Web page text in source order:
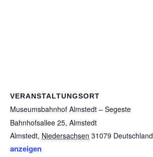
VERANSTALTUNGSORT
Museumsbahnhof Almstedt – Segeste
Bahnhofsallee 25, Almstedt
Almstedt, Niedersachsen 31079 Deutschland
anzeigen